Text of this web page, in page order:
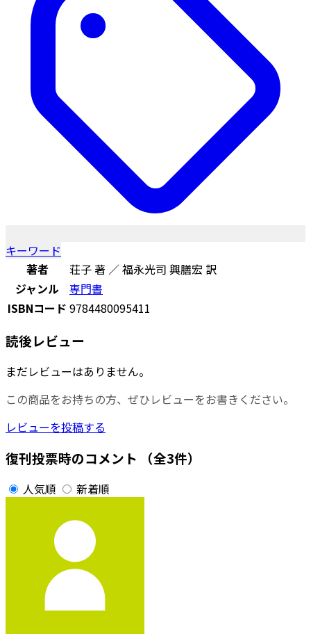
キーワード
著者
荘子 著 ／ 福永光司 興膳宏 訳
ジャンル
専門書
ISBNコード 9784480095411
読後レビュー
まだレビューはありません。
この商品をお持ちの方、ぜひレビューをお書きください。
レビューを投稿する
復刊投票時のコメント （全3件）
人気順 新着順